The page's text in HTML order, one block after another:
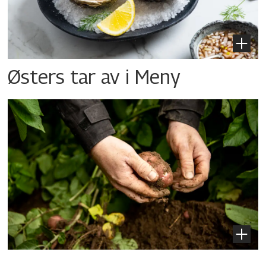
Østers tar av i Meny